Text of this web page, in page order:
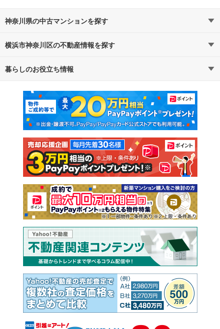
神奈川県の中古マンションを探す
路線・駅から探す
通勤・通学時間から探す
横浜市神奈川区の不動産情報を探す
不動産・住宅
新築マンション 中古マンション
新築一戸建て 中古一戸建て
注文住宅 土地
売却査定
暮らしのお役立ち情報
マンションカタログ 教えて！住まいの先生